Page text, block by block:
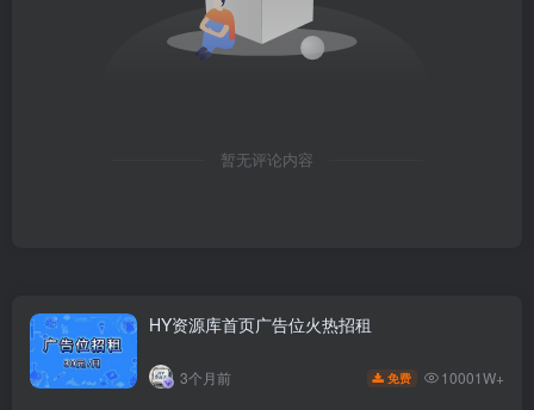
暂无评论内容
HY资源库首页广告位火热招租
3个月前 免费 10001W+